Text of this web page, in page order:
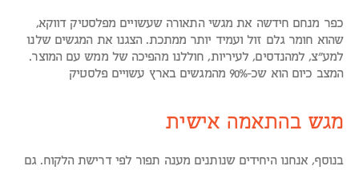
כפר מנחם חידשה את מגשי התאורה שעשויים מפלסטיק דווקא,
שהוא חומר גלם זול ועמיד יותר ממתכת. הצגנו את המגשים שלנו
למע"צ, למהנדסים, לעיריות, חוללנו מהפיכה של ממש עם המוצר.
המצב כיום הוא שכ-90% מהמגשים בארץ עשויים פלסטיק
מגש בהתאמה אישית
בנוסף, אנחנו היחידים שנותנים מענה תפור לפי דרישת הלקוח. גם